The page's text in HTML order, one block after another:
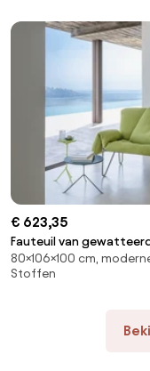
€ 623,35
Fauteuil van
en staal Nomad
80×106×100 cm,
Stoffen